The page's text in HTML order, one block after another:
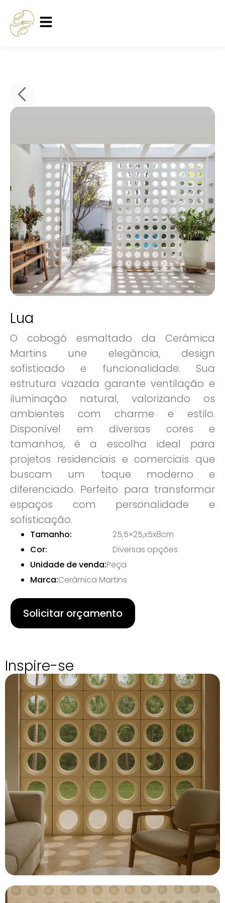
Tamanho:
25,5×25,x5x8cm
Cor:
Diversas opções
Unidade de venda:Peça
Marca:Cerâmica Martins
Solicitar orçamento
Lua
O cobogó esmaltado da Cerâmica
Martins une elegância, design
sofisticado e funcionalidade. Sua
estrutura vazada garante ventilação e
iluminação natural, valorizando os
ambientes com charme e estilo.
Disponível em diversas cores e
tamanhos, é a escolha ideal para
projetos residenciais e comerciais que
buscam um toque moderno e
diferenciado. Perfeito para transformar
espaços com personalidade e
sofisticação.
Inspire-se